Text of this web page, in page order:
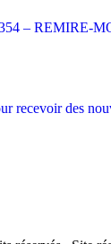
– REMIRE-
recevoir des